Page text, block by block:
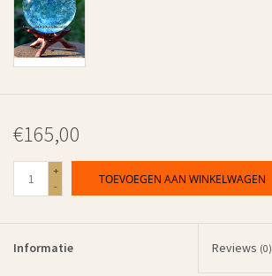
€165,00
+
-
TOEVOEGEN AAN WINKELWAGEN
Informatie Reviews (0)